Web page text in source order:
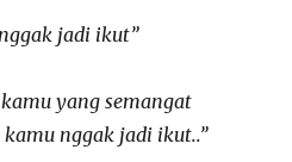
jadi ikut”
yang semangat
nggak jadi ikut..”